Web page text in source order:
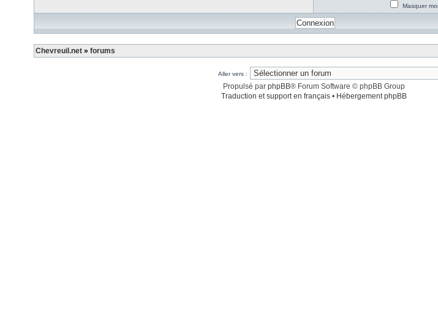
Masquer
Chevreuil.net » forums
Aller vers :
Propulsé par phpBB® Forum Software © phpBB Group
Traduction et support en français• Hébergement phpBB